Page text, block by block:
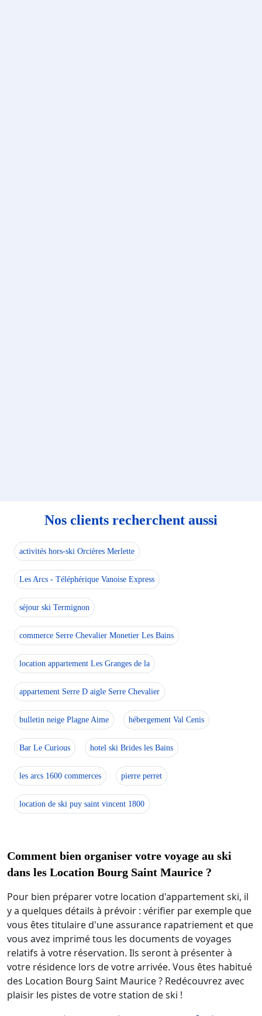
Nos clients recherchent aussi
activités hors-ski Orcières Merlette
Les Arcs - Téléphérique Vanoise Express
séjour ski Termignon
commerce Serre Chevalier Monetier Les Bains
location appartement Les Granges de la
appartement Serre D aigle Serre Chevalier
bulletin neige Plagne Aime hébergement Val Cenis
Bar Le Curious hotel ski Brides les Bains
les arcs 1600 commerces pierre perret
location de ski puy saint vincent 1800
Comment bien organiser votre voyage au ski
dans les Location Bourg Saint Maurice ?
Pour bien préparer votre location d'appartement ski, il
y a quelques détails à prévoir : vérifier par exemple que
vous êtes titulaire d'une assurance rapatriement et que
vous avez imprimé tous les documents de voyages
relatifs à votre réservation. Ils seront à présenter à
votre résidence lors de votre arrivée. Vous êtes habitué
des Location Bourg Saint Maurice ? Redécouvrez avec
plaisir les pistes de votre station de ski !